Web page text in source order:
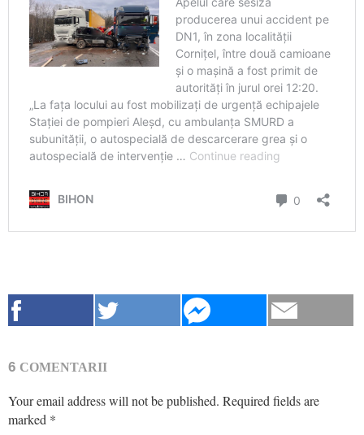
6 COMENTARII
Your email address will not be published. Required fields are
marked *